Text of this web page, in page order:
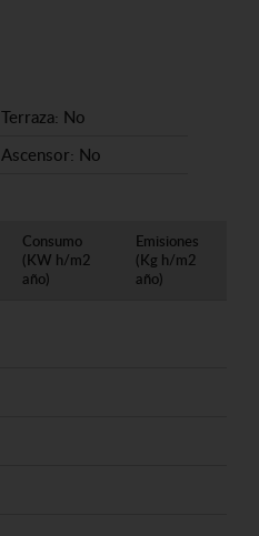
Terraza: No
Ascensor: No
Consumo
(KW h/m2
año)
Emisiones
(Kg h/m2
año)